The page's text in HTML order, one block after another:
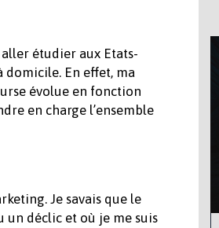
étudier aux Etats-
domicile. En effet, ma
évolue en fonction
en charge l’ensemble
Je savais que le
un déclic et où je me suis